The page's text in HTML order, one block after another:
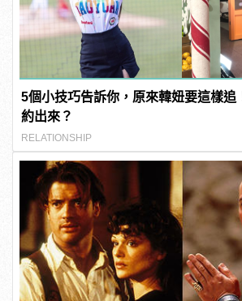
5個小技巧告訴你，原來韓妞要這樣追
約出來？
RELATIONSHIP